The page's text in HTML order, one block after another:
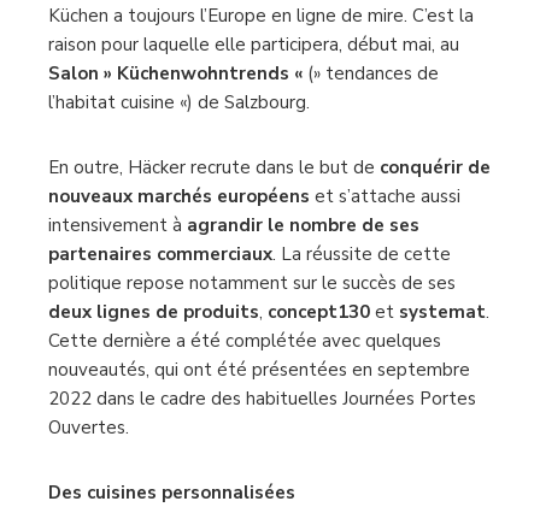
Küchen a toujours l’Europe en ligne de mire. C’est la
raison pour laquelle elle participera, début mai, au
Salon » Küchenwohntrends « (» tendances de
l’habitat cuisine «) de Salzbourg.
En outre, Häcker recrute dans le but de conquérir de
nouveaux marchés européens et s’attache aussi
intensivement à agrandir le nombre de ses
partenaires commerciaux. La réussite de cette
politique repose notamment sur le succès de ses
deux lignes de produits, concept130 et systemat.
Cette dernière a été complétée avec quelques
nouveautés, qui ont été présentées en septembre
2022 dans le cadre des habituelles Journées Portes
Ouvertes.
Des cuisines personnalisées